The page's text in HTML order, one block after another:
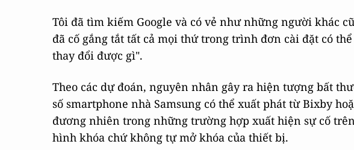
Tôi đã tìm kiếm Google và có vẻ như những người khác
đã cố gắng tắt tất cả mọi thứ trong trình đơn cài đặt có
thay đổi được gì".
Theo các dự đoán, nguyên nhân gây ra hiện tượng bất
số smartphone nhà Samsung có thể xuất phát từ Bixby
đương nhiên trong những trường hợp xuất hiện sự cố
hình khóa chứ không tự mở khóa của thiết bị.